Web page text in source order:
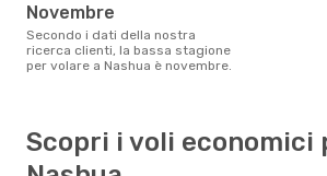
novembre
Secondo i dati della nostra
ricerca clienti, la bassa stagione
per volare a Nashua è novembre.
Scopri i voli economici